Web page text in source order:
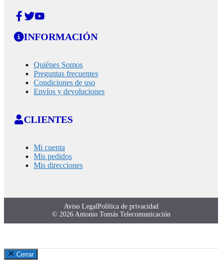
INFORMACIÓN
Quiénes Somos
Preguntas frecuentes
Condiciones de uso
Envíos y devoluciones
CLIENTES
Mi cuenta
Mis pedidos
Mis direcciones
© 2026 Antonio Tomás Telecomunicación
Aviso LegalPolítica de privacidad
Cerrar